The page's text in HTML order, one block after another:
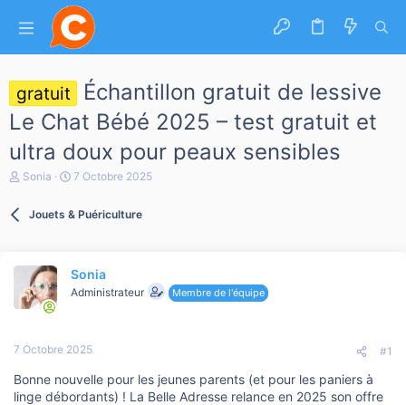
gratuit
Échantillon gratuit de lessive
Le Chat Bébé 2025 – test gratuit et
ultra doux pour peaux sensibles
A
d
l
a
s
u
s
Sonia
D
e
é
b
7 Octobre 2025
Jouets & Puériculture
Sonia
Administrateur Membre de l'équipe
7 Octobre 2025 #1
Bonne nouvelle pour les jeunes parents (et pour les paniers à
linge débordants) ! La Belle Adresse relance en 2025 son offre